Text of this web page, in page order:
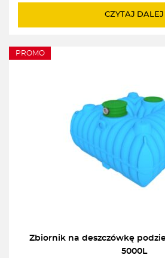
CZYTAJ DALEJ
PROMO
Zbiornik na deszczówkę
5000L